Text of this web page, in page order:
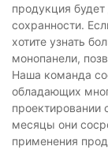
продукция
сохранности.
хотите узнать
монопанели,
Наша команда
обладающих
проектировании
месяцы они
применения